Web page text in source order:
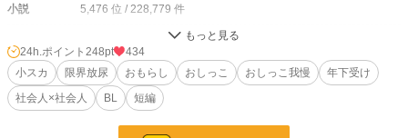
小説 5,476 位 / 228,779 件
1,093 位 / 31,415 件
お気に入り 108
24h.ポイント 248 pt
24h.ポイント 248pt
434
小スカ
限界放尿 おもらし おしっこ おしっこ我慢
年下受け
社会人×社会人
BL 短編